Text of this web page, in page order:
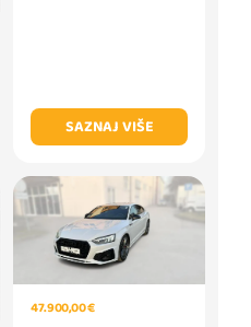
SAZNAJ VIŠE
47.900,00 €